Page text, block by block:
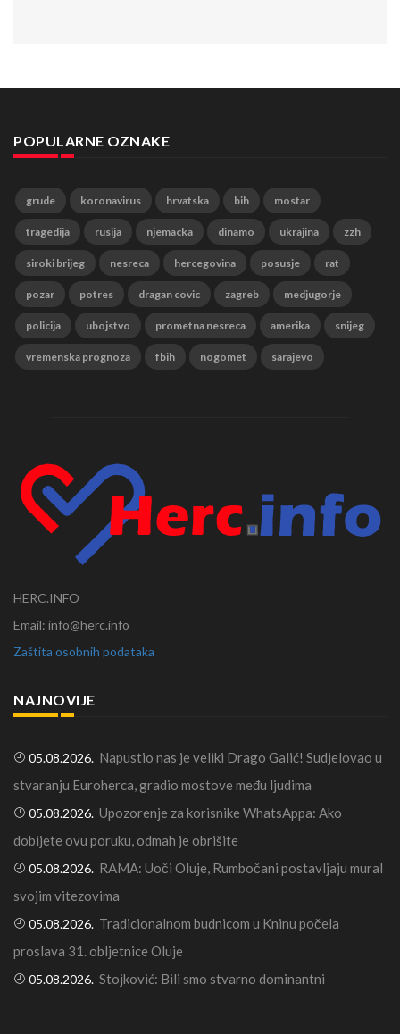
POPULARNE OZNAKE
grude koronavirus hrvatska bih mostar
tragedija rusija njemacka dinamo ukrajina zzh
siroki brijeg nesreca hercegovina posusje rat
pozar potres dragan covic zagreb medjugorje
policija ubojstvo prometna nesreca amerika snijeg
vremenska prognoza fbih nogomet sarajevo
HERC.INFO
Email: info@herc.info
Zaštita osobnih podataka
NAJNOVIJE
05.08.2026. Napustio nas je veliki Drago Galić! Sudjelovao u
stvaranju Euroherca, gradio mostove među ljudima
05.08.2026. Upozorenje za korisnike WhatsAppa: Ako
dobijete ovu poruku, odmah je obrišite
05.08.2026. RAMA: Uoči Oluje, Rumbočani postavljaju mural
svojim vitezovima
05.08.2026. Tradicionalnom budnicom u Kninu počela
proslava 31. obljetnice Oluje
05.08.2026. Stojković: Bili smo stvarno dominantni